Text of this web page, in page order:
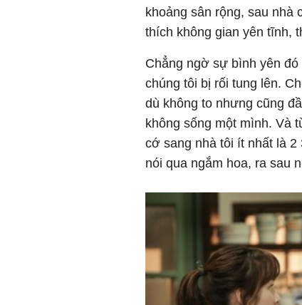
khoảng sân rộng, sau nhà
thích không gian yên tĩnh,
Chẳng ngờ sự bình yên
chúng tôi bị rối tung lên.
dù không to nhưng cũng
không sống một mình. Và
cớ sang nhà tôi ít nhất là 2
nói qua ngắm hoa, ra sau